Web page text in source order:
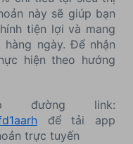
này sẽ giúp bạn
tiện lợi và mang
ngày. Để nhận
hiện theo hướng
link:
để tải app
trực tuyến